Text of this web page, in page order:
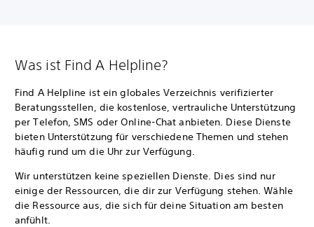
Was ist Find A Helpline?
Find A Helpline ist ein globales Verzeichnis verifizierter
Beratungsstellen, die kostenlose, vertrauliche Unterstützung
per Telefon, SMS oder Online-Chat anbieten. Diese Dienste
bieten Unterstützung für verschiedene Themen und stehen
häufig rund um die Uhr zur Verfügung.
Wir unterstützen keine speziellen Dienste. Dies sind nur
einige der Ressourcen, die dir zur Verfügung stehen. Wähle
die Ressource aus, die sich für deine Situation am besten
anfühlt.